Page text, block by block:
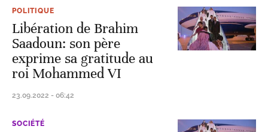
POLITIQUE
Libération de Brahim
Saadoun: son père
exprime sa gratitude au
roi Mohammed VI
23.09.2022 - 06:42
SOCIÉTÉ